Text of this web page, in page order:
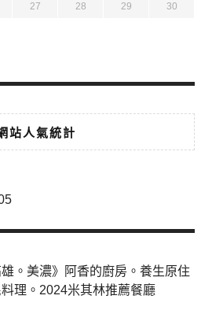
27 28 29 30
站人氣統計
雄。美濃》阿香的廚房。養生原住
料理。2024米其林推薦餐廳